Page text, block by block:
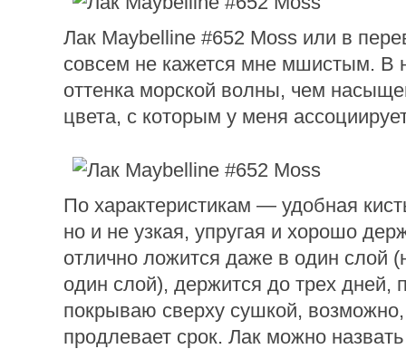
Лак Maybelline #652 Moss или в
совсем не кажется мне мшистым. В
оттенка морской волны, чем
цвета, с которым у меня
По характеристикам — удобная
но и не узкая, упругая и хорошо
отлично ложится даже в один слой
один слой), держится до трех дней,
покрываю сверху сушкой,
продлевает срок. Лак можно назвать